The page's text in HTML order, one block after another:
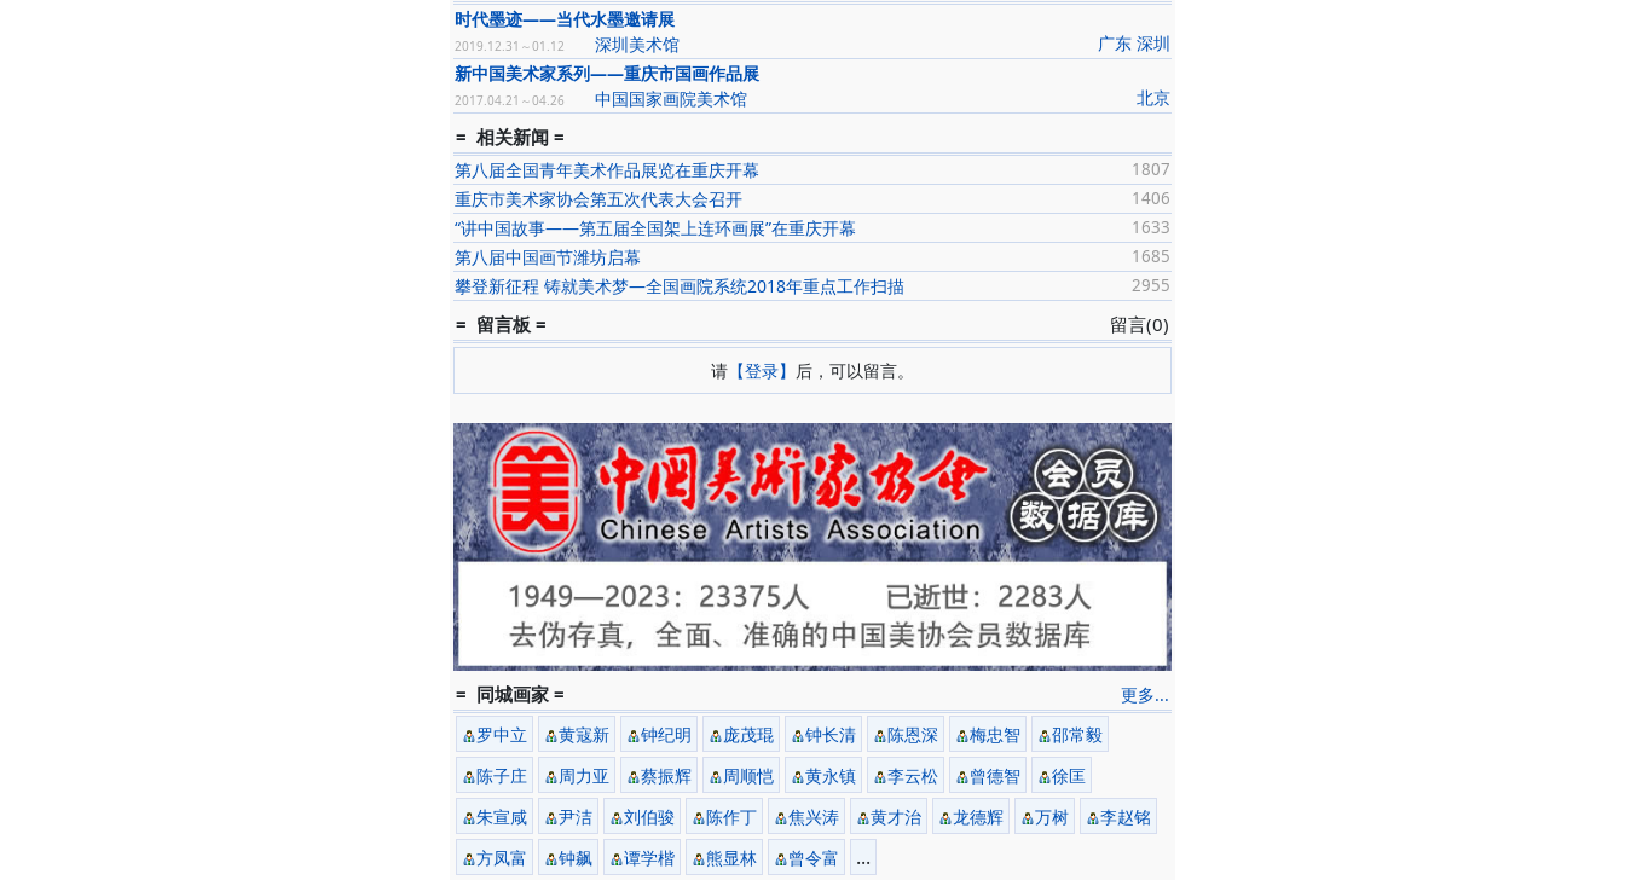
时代墨迹——当代水墨邀请展
广东 深圳
2019.12.31～01.12
深圳美术馆
新中国美术家系列——重庆市国画作品展
北京
2017.04.21～04.26 中国国家画院美术馆
= 相关新闻 =
1807
第八届全国青年美术作品展览在重庆开幕
1406
重庆市美术家协会第五次代表大会召开
1633
“讲中国故事——第五届全国架上连环画展”在重庆开幕
1685
第八届中国画节潍坊启幕
2955
攀登新征程 铸就美术梦—全国画院系统2018年重点工作扫描
留言(0)
= 留言板 =
请 【登录】 后，可以留言。
更多...
= 同城画家 =
罗中立 黄寇新 钟纪明 庞茂琨 钟长清 陈恩深 梅忠智
邵常毅
陈子庄
周力亚 蔡振辉 周顺恺 黄永镇 李云松 曾德智
徐匡
朱宣咸
尹洁 刘伯骏 陈作丁 焦兴涛 黄才治 龙德辉 万树
李赵铭
方凤富
钟飙 谭学楷 熊显林 曾令富 ...